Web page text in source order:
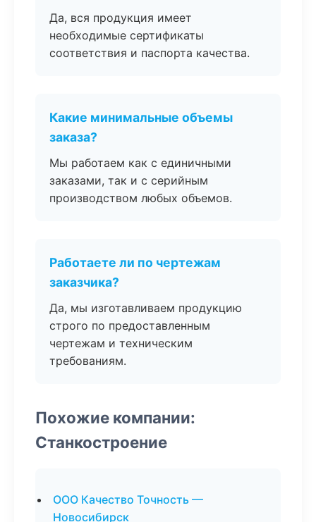
Да, вся продукция имеет
необходимые сертификаты
соответствия и паспорта качества.
Какие минимальные объемы
заказа?
Мы работаем как с единичными
заказами, так и с серийным
производством любых объемов.
Работаете ли по чертежам
заказчика?
Да, мы изготавливаем продукцию
строго по предоставленным
чертежам и техническим
требованиям.
Похожие компании:
Станкостроение
ООО Качество Точность —
Новосибирск